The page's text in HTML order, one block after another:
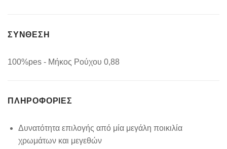
ΣΥΝΘΕΣΗ
100%pes - Μήκος Ρούχου 0,88
ΠΛΗΡΟΦΟΡΊΕΣ
Δυνατότητα επιλογής από μία μεγάλη ποικιλία
χρωμάτων και μεγεθών